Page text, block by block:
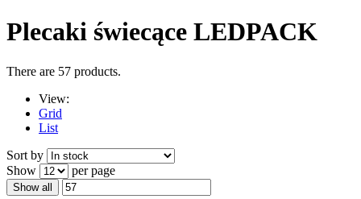
Plecaki świecące LEDPACK
There are 57 products.
View:
Grid
List
Sort by
Show
per page
Show all